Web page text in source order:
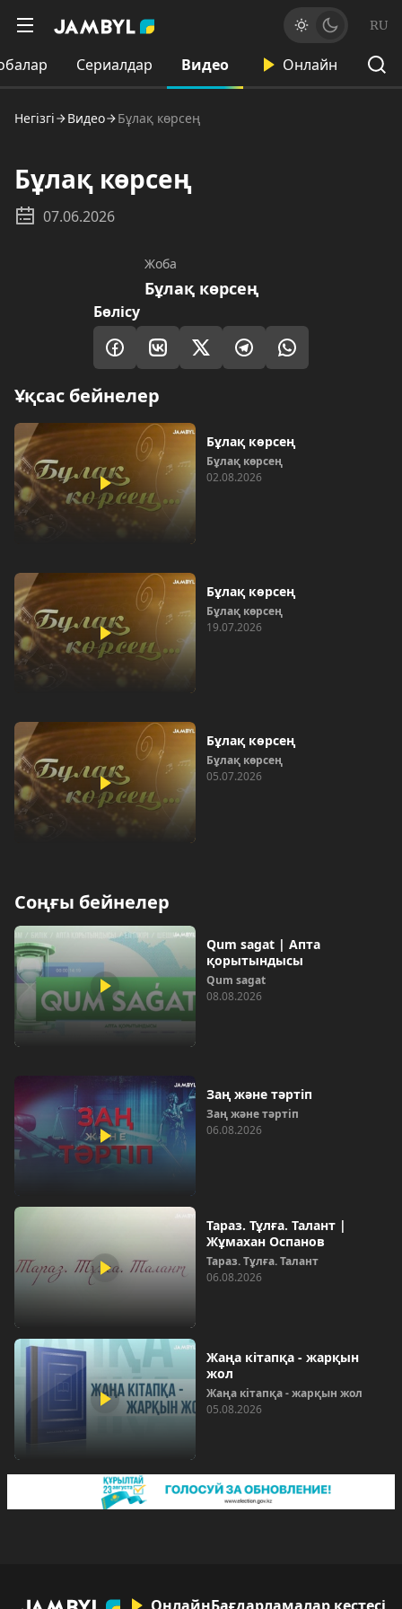
RU
Сериалдар Видео Онлайн
Негізгі Видео Бұлақ көрсең
Бұлақ көрсең
07.06.2026
Жоба
Бұлақ көрсең
Бөлісу
Ұқсас бейнелер
Бұлақ көрсең
Бұлақ көрсең
02.08.2026
Бұлақ көрсең
Бұлақ көрсең
19.07.2026
Бұлақ көрсең
Бұлақ көрсең
05.07.2026
Соңғы бейнелер
Qum sagat | Апта
қорытындысы
Qum sagat
08.08.2026
Заң және тәртіп
Заң және тәртіп
06.08.2026
Тараз. Тұлға. Талант |
Жұмахан Оспанов
Тараз. Тұлға. Талант
06.08.2026
Жаңа кітапқа - жарқын
жол
Жаңа кітапқа - жарқын жол
05.08.2026
ОнлайнБағдарламалар кестесі